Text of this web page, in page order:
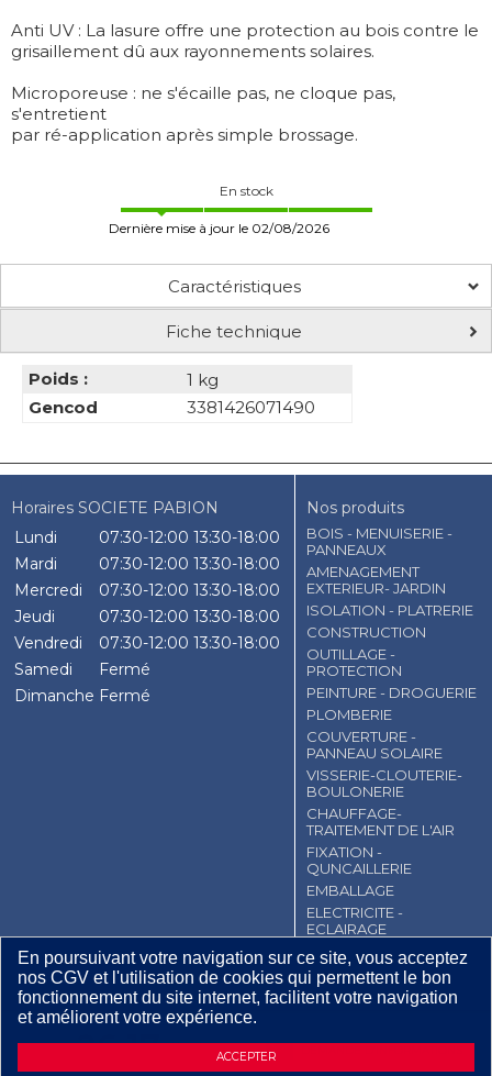
ACCEPTER
En poursuivant votre navigation sur ce site, vous acceptez
nos CGV et l'utilisation de cookies qui permettent le bon
fonctionnement du site internet, facilitent votre navigation
et améliorent votre expérience.
Anti UV : La lasure offre une protection au bois contre le
grisaillement dû aux rayonnements solaires.
Microporeuse : ne s'écaille pas, ne cloque pas,
s'entretient
par ré-application après simple brossage.
En stock
Dernière mise à jour le 02/08/2026
26,17€TTC / Pièce
Caractéristiques
Fiche technique
Poids :
1 kg
Gencod
3381426071490
Horaires SOCIETE PABION
Lundi
07:30-12:00 13:30-18:00
Mardi
07:30-12:00 13:30-18:00
Mercredi
07:30-12:00 13:30-18:00
Jeudi
07:30-12:00 13:30-18:00
Vendredi
07:30-12:00 13:30-18:00
Samedi
Fermé
Dimanche Fermé
Nos produits
BOIS - MENUISERIE -
PANNEAUX
AMENAGEMENT
EXTERIEUR- JARDIN
ISOLATION - PLATRERIE
CONSTRUCTION
OUTILLAGE -
PROTECTION
PEINTURE - DROGUERIE
PLOMBERIE
COUVERTURE -
PANNEAU SOLAIRE
VISSERIE-CLOUTERIE-
BOULONERIE
CHAUFFAGE-
TRAITEMENT DE L'AIR
FIXATION -
QUNCAILLERIE
EMBALLAGE
ELECTRICITE -
ECLAIRAGE
CGV Contact
Mentions légales
Plan du site